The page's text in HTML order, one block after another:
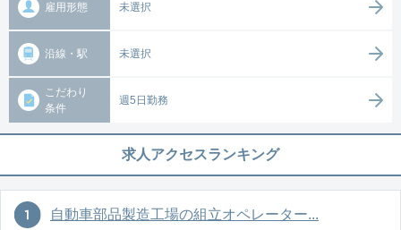
雇用形態 未選択
沿線・駅 未選択
こだわり
条件
週5日勤務
求人アクセスランキング
自動車部品製造工場の組立オペレーター...